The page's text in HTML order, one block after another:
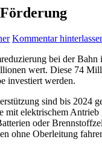
Kommentar
bei der Bahn
wert. Diese 74
investiert werden.
sind bis 2024
mit elektrischem Antrieb
oder
ohne Oberleitung